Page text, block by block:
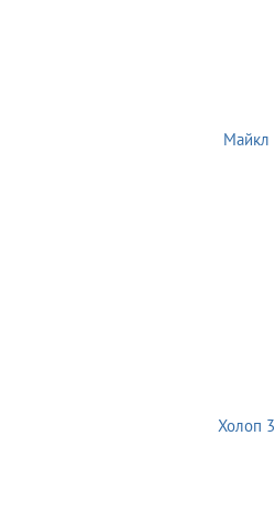
Майкл
Холоп 3